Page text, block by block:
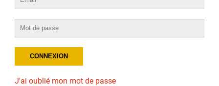
J'ai oublié mon mot de passe